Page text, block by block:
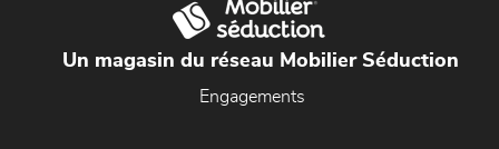
Un magasin du réseau Mobilier Séduction
Engagements